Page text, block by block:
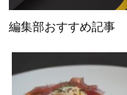
編集部おすすめ記事